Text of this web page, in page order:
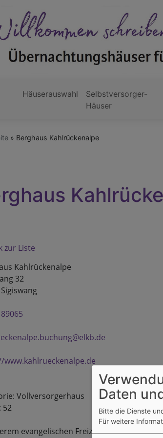
Häuserauswahl
Selbstversorger-
Häuser
Berghaus Kahlrückenalpe
zur Liste
Kahlrückenalpe
32
www.kahlrueckenalpe.de
Vollversorgerhaus
52
evangelischen Freizeitenheim -
Daten
Bitte die Dienste
Für weitere